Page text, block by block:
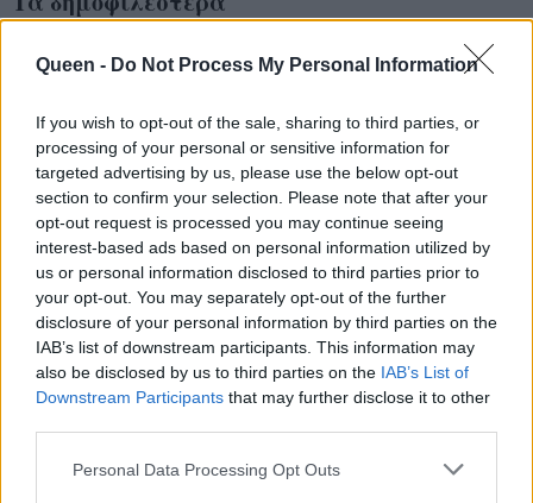
Queen - Do Not Process My Personal Information
If you wish to opt-out of the sale, sharing to third parties, or
processing of your personal or sensitive information for
targeted advertising by us, please use the below opt-out
section to confirm your selection. Please note that after your
opt-out request is processed you may continue seeing
interest-based ads based on personal information utilized by
us or personal information disclosed to third parties prior to
your opt-out. You may separately opt-out of the further
disclosure of your personal information by third parties on the
IAB’s list of downstream participants. This information may
also be disclosed by us to third parties on the IAB’s List of
Downstream Participants that may further disclose it to other
Personal Data Processing Opt Outs
μέρη για να κάνεις
σεξ (εκτός από την
σου)!